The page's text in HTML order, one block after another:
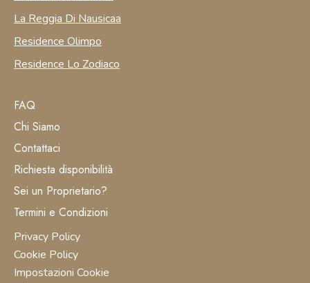
FAQ
Chi Siamo
Contattaci
Richiesta disponibilità
Sei un Proprietario?
Termini e Condizioni
Privacy Policy
Cookie Policy
Impostazioni Cookie
La Reggia Di Nausicaa
Residence Olimpo
Residence Lo Zodiaco